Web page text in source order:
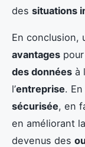
des situations
En conclusion,
avantages
des données à
l’entreprise.
sécurisée, en
en améliorant la
devenus des